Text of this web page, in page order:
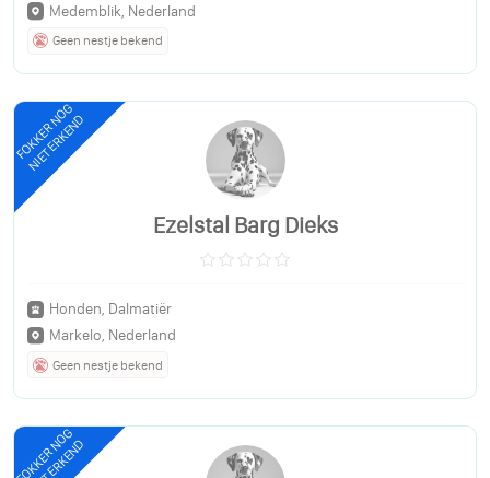
Medemblik, Nederland
Geen nestje bekend
FOKKER NOG
NIET ERKEND
Ezelstal Barg Dieks
Honden, Dalmatiër
Markelo, Nederland
Geen nestje bekend
FOKKER NOG